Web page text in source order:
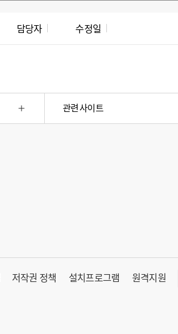
담당자 수정일
관련 사이트
저작권 정책 설치프로그램 원격지원